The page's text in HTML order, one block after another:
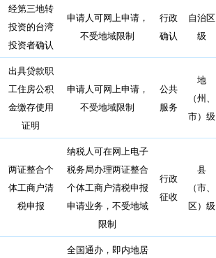
经第三地转
投资的台湾
投资者确认
申请人可网上申请，
不受地域限制
行政
确认
自治区
级
出具贷款职
工住房公积
金缴存使用
证明
申请人可网上申请，
不受地域限制
公共
服务
地
（州、
市）级
两证整合个
体工商户清
税申报
纳税人可在网上电子
税务局办理两证整合
个体工商户清税申报
申请业务，不受地域
限制
行政
征收
县
（市、
区）级
全国通办，即内地居